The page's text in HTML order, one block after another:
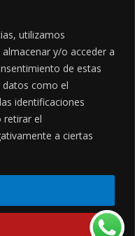
utilizamos
y/o acceder a
de estas
como el
identificaciones
retirar el
a ciertas
LEGALES
Políticas de privacidad